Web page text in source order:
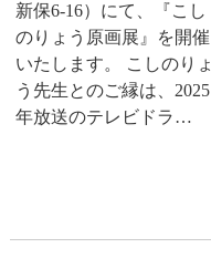
新保6-16）にて、『こし
のりょう原画展』を開催
いたします。 こしのりょ
う先生とのご縁は、2025
年放送のテレビドラ…